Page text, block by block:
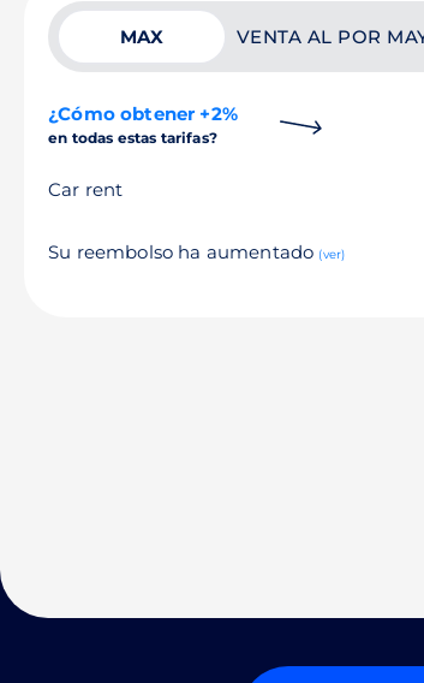
MAX VENTA AL POR
¿Cómo obtener +2%
en todas estas tarifas?
Car rent
Su reembolso ha aumentado (ver)